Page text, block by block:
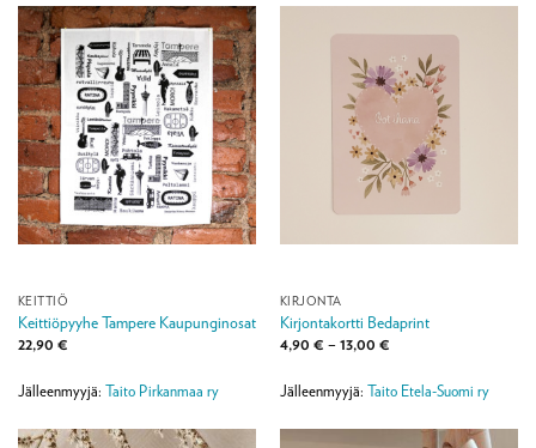
KEITTIÖ
Keittiöpyyhe Tampere Kaupunginosat
22,90 €
Jälleenmyyjä: Taito Pirkanmaa ry
KIRJONTA
Kirjontakortti Bedaprint
4,90 € – 13,00 €Hintaluokka:
13,00 €
Jälleenmyyjä: Taito Etela-Suomi ry